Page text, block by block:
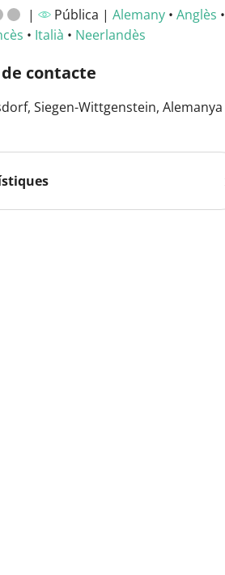
| Pública | Alemany• Anglès •
• Italià • Neerlandès
contacte
Siegen-Wittgenstein, Alemanya